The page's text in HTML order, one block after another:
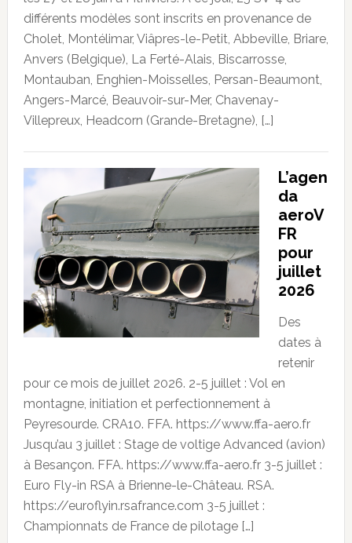
différents modèles sont inscrits en provenance de
Cholet, Montélimar, Viâpres-le-Petit, Abbeville, Briare,
Anvers (Belgique), La Ferté-Alais, Biscarrosse,
Montauban, Enghien-Moisselles, Persan-Beaumont,
Angers-Marcé, Beauvoir-sur-Mer, Chavenay-
Villepreux, Headcorn (Grande-Bretagne), […]
L’agen
da
aeroV
FR
pour
juillet
2026
Des
dates à
retenir
pour ce mois de juillet 2026. 2-5 juillet : Vol en
montagne, initiation et perfectionnement à
Peyresourde. CRA10. FFA. https://www.ffa-aero.fr
Jusqu’au 3 juillet : Stage de voltige Advanced (avion)
à Besançon. FFA. https://www.ffa-aero.fr 3-5 juillet :
Euro Fly-in RSA à Brienne-le-Château. RSA.
https://euroflyin.rsafrance.com 3-5 juillet :
Championnats de France de pilotage […]